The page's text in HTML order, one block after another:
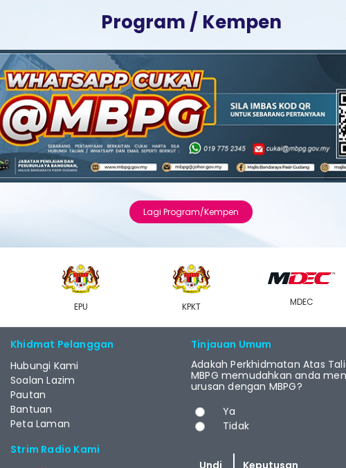
Program / Kempen
Lagi Program/Kempen
EPU KPKT MDEC
Khidmat Pelanggan
Hubungi Kami
Soalan Lazim
Pautan
Bantuan
Peta Laman
Strim Radio Kami
Tinjauan Umum
Adakah Perkhidmatan Atas
MBPG memudahkan anda
urusan dengan MBPG?
Pilihan
Ya
Tidak